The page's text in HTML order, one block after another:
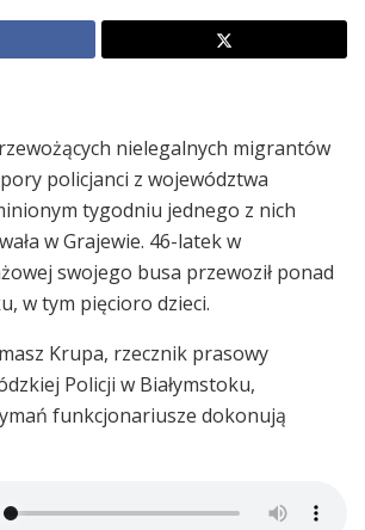
nielegalnych migrantów
policjanci z województwa
tygodniu jednego z nich
w Grajewie. 46-latek w
swojego busa przewoził ponad
w tym pięcioro dzieci.
Krupa, rzecznik prasowy
Policji w Białymstoku,
funkcjonariusze dokonują